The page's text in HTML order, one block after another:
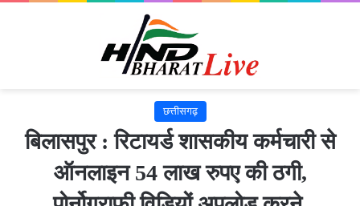
छत्तीसगढ़
बिलासपुर : रिटायर्ड शासकीय कर्मचारी से
ऑनलाइन 54 लाख रुपए की ठगी,